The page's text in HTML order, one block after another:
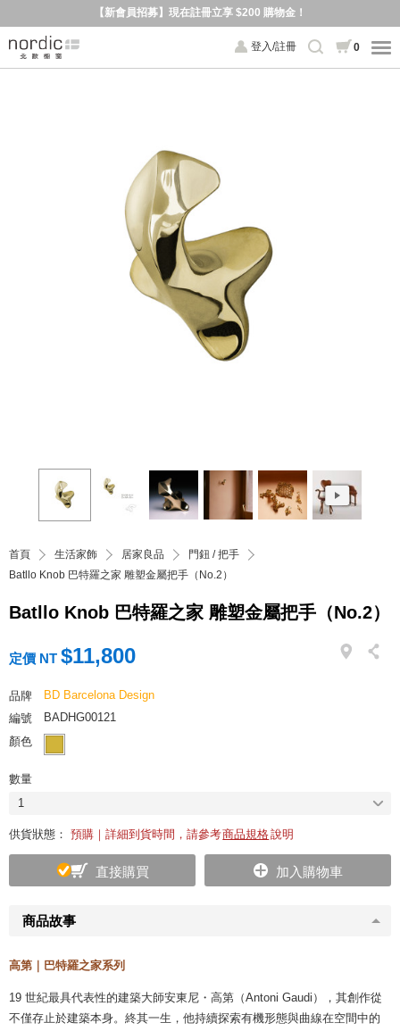
【新會員招募】現在註冊立享 $200 購物金！
登入/註冊 0
首頁 生活家飾 居家良品
門鈕 / 把手
Batllo Knob 巴特羅之家 雕塑金屬把手（No.2）
Batllo Knob 巴特羅之家 雕塑金屬把手（No.2）
商品故事
高第｜巴特羅之家系列
19 世紀最具代表性的建築大師安東尼・高第（Antoni Gaudi），其創作從
不僅存止於建築本身。終其一生，他持續探索有機形態與曲線在空間中的
定價 NT $11,800
品牌
BD Barcelona Design
編號
BADHG00121
顏色
數量
1
供貨狀態： 預購｜詳細到貨時間，請參考商品規格說明
直接購買 加入購物車